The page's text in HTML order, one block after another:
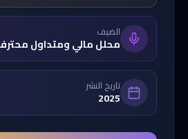
الضيف
محلل مالي ومتداول
تاريخ النشر
2025